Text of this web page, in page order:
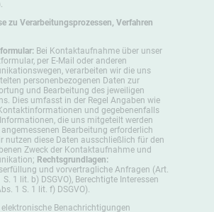
zu Verarbeitungsprozessen, Verfahren
Bei Kontaktaufnahme über unser
per E-Mail oder anderen
verarbeiten wir die uns
personenbezogenen Daten zur
und Bearbeitung des jeweiligen
Dies umfasst in der Regel Angaben wie
und gegebenenfalls
die uns mitgeteilt werden
Bearbeitung erforderlich
nutzen diese Daten ausschließlich für den
Zweck der Kontaktaufnahme und
Rechtsgrundlagen:
und vorvertragliche Anfragen (Art.
S. 1 lit. b) DSGVO), Berechtigte Interessen
1 S. 1 lit. f) DSGVO).
Benachrichtigungen